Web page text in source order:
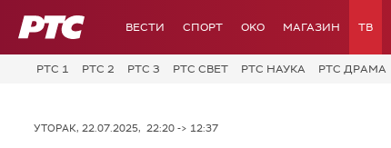
РТС ВЕСТИ СПОРТ OKO МАГАЗИН ТВ
РТС 1 РТС 2 РТС 3 РТС СВЕТ РТС НАУКА РТС ДРАМА
УТОРАК, 22.07.2025, 22:20 -> 12:37